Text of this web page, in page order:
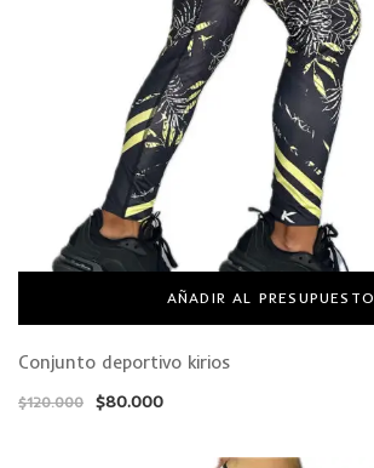
AÑADIR AL PRESUPUESTO
Conjunto deportivo kirios
$120.000 $80.000